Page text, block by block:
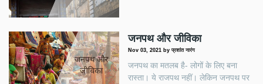
जनपथ और जीविका
Nov 03, 2021 byप्रशांत नारंग
जनपथ का मतलब है- लोगों के लिए बना
रास्ता। ये राजपथ नहीं। लेकिन जनपथ पर